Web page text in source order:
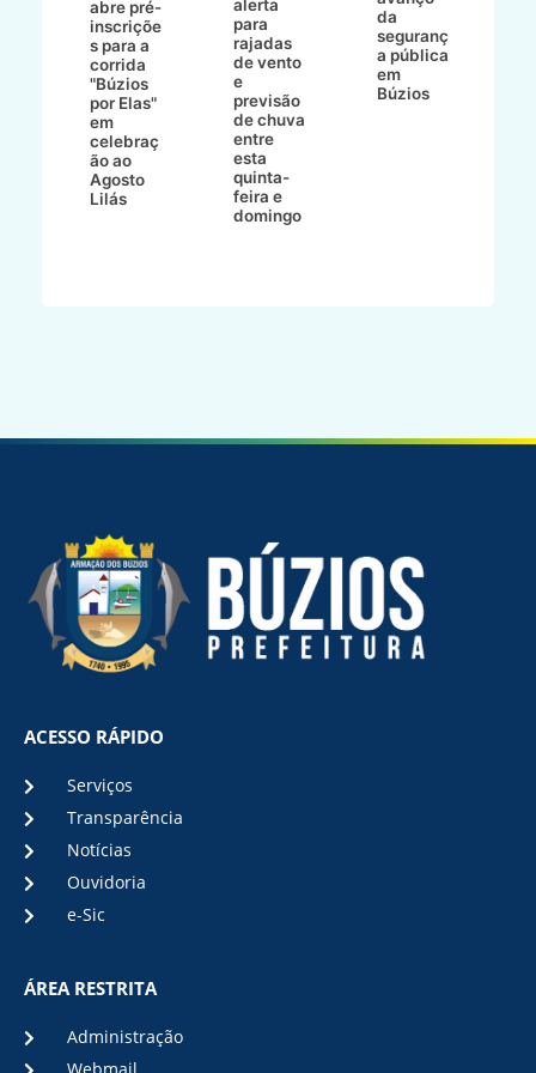
abre pré-
inscriçõe
s para a
corrida
"Búzios
por Elas"
em
celebraç
ão ao
Agosto
Lilás
alerta
para
rajadas
de vento
e
previsão
de chuva
entre
esta
quinta-
feira e
domingo
da
seguranç
a pública
em
Búzios
ACESSO RÁPIDO
Serviços
Transparência
Notícias
Ouvidoria
e-Sic
ÁREA RESTRITA
Administração